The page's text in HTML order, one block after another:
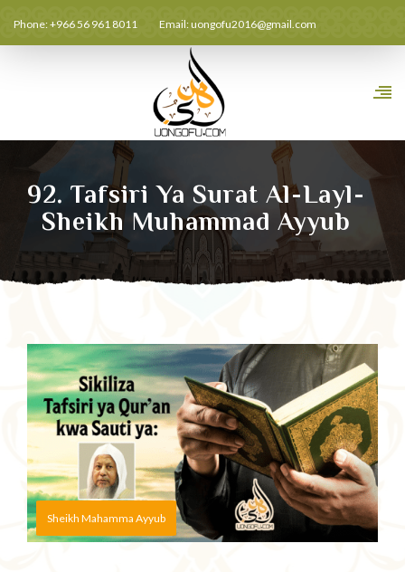
Phone: +966 56 961 8011 Email:uongofu2016@gmail.com
92. Tafsiri Ya Surat Al-Layl-
Sheikh Muhammad Ayyub
Sheikh Mahamma Ayyub